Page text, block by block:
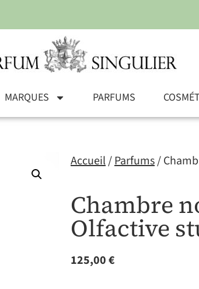
MARQUES PARFUMS
Accueil/Parfums/
Chambre
Olfactive
125,00€